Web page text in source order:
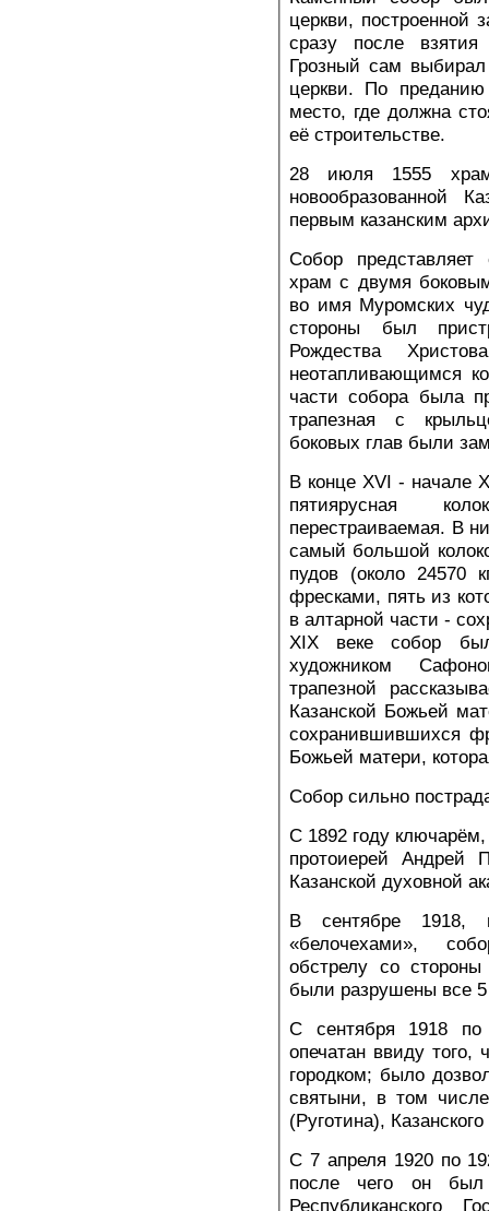
церкви, построенной
сразу после
Грозный сам
церкви. По
место, где должна
её строительстве.
28 июля 1555
новообразованной
первым казанским
Собор представляет
храм с двумя
во имя Муромских
стороны был
Рождества
неотапливающимся
части собора была
трапезная с
боковых глав были
В конце XVI - начале
пятиярусная
перестраиваемая. В
самый большой
пудов (около 24570
фресками, пять из
в алтарной части -
XIX веке собор
художником
трапезной
Казанской Божьей
сохранившившихся
Божьей матери,
Собор сильно
С 1892 году
протоиерей Андрей
Казанской духовной
В сентябре
«белочехами»,
обстрелу со
были разрушены все 5
С сентября 1918
опечатан ввиду
городком; было
святыни, в том
(Руготина),
С 7 апреля 1920 по
после чего он
Республиканского